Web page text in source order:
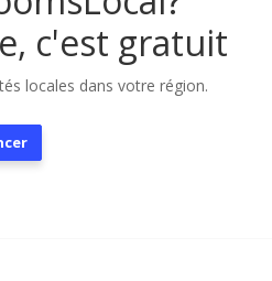
c'est gratuit
locales dans votre région.